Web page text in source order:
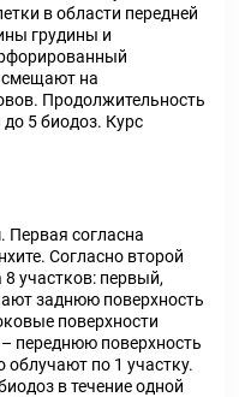
в области передней
грудины и
смещают на
Продолжительность
5 биодоз. Курс
согласна
Согласно второй
8 участков: первый,
заднюю поверхность
поверхности
переднюю поверхность
облучают по 1 участку.
в течение одной